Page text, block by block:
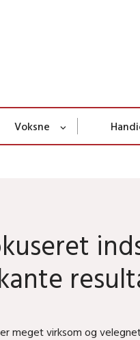
Voksne
meget virksom og